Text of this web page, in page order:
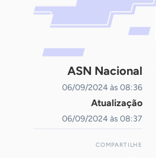
ASN Nacional
06/09/2024 às 08:36
Atualização
06/09/2024 às 08:37
COMPARTILHE